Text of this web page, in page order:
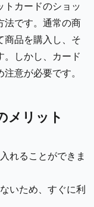
トカードのショッ
法です。通常の商
商品を購入し、そ
。しかし、カード
意が必要です。
メリット
れることができま
いため、すぐに利